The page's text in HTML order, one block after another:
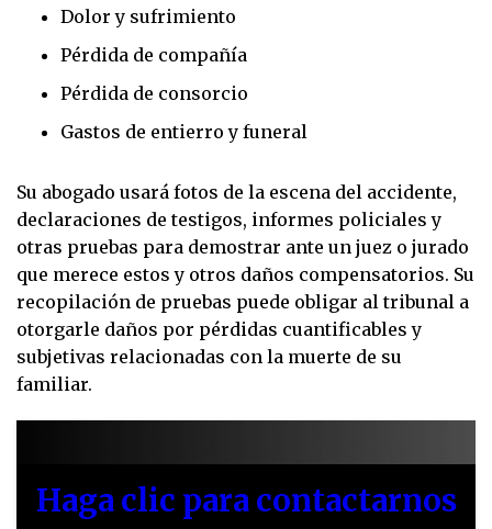
Dolor y sufrimiento
Pérdida de compañía
Pérdida de consorcio
Gastos de entierro y funeral
Su abogado usará fotos de la escena del accidente,
declaraciones de testigos, informes policiales y
otras pruebas para demostrar ante un juez o jurado
que merece estos y otros daños compensatorios. Su
recopilación de pruebas puede obligar al tribunal a
otorgarle daños por pérdidas cuantificables y
subjetivas relacionadas con la muerte de su
familiar.
Haga clic para contactarnos